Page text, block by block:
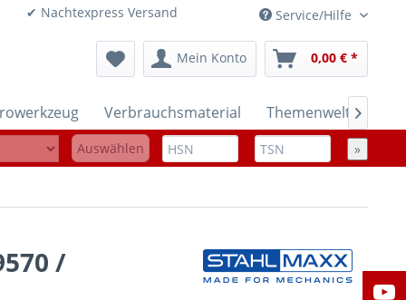
✔ Nachtexpress Versand Service/Hilfe
Mein Konto 0,00 € *
Verbrauchsmaterial Themenwelten

Auswählen »
/